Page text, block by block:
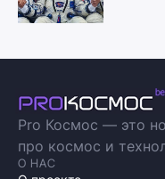
Pro Космос — это
про космос и
О НАС